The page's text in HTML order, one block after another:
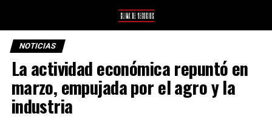
NOTICIAS
La actividad económica repuntó en
marzo, empujada por el agro y la
industria